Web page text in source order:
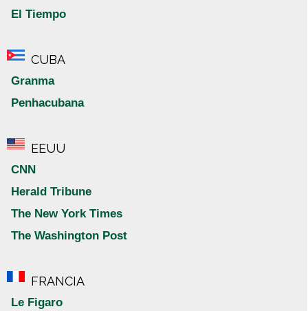
El Tiempo
CUBA
Granma
Penhacubana
EEUU
CNN
Herald Tribune
The New York Times
The Washington Post
FRANCIA
Le Figaro